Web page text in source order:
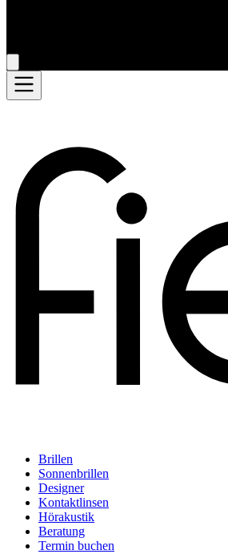
Brillen
Sonnenbrillen
Designer
Kontaktlinsen
Hörakustik
Beratung
Termin buchen